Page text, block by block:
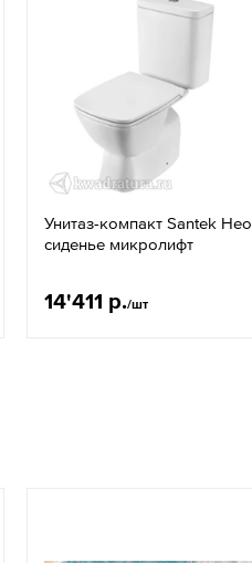
Унитаз-компакт Santek Нео
сиденье микролифт
14'411 р./шт